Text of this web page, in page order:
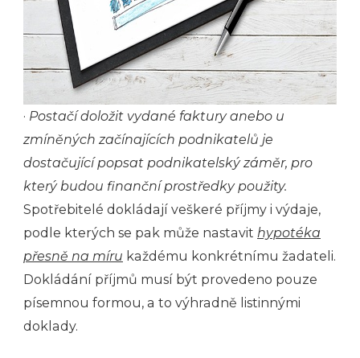
· Postačí doložit vydané faktury anebo u
zmíněných začínajících podnikatelů je
dostačující popsat podnikatelský záměr, pro
který budou finanční prostředky použity.
Spotřebitelé dokládají veškeré příjmy i výdaje,
podle kterých se pak může nastavit hypotéka
přesně na míru každému konkrétnímu žadateli.
Dokládání příjmů musí být provedeno pouze
písemnou formou, a to výhradně listinnými
doklady.